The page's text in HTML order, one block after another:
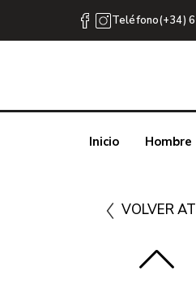
Teléfono(+34)
Inicio Hombre
VOLVER